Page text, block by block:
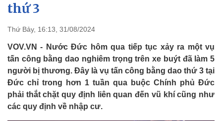
Quốc hội
thứ 3
Thứ Bảy, 16:13, 31/08/2024
VOV.VN - Nước Đức hôm qua tiếp tục xảy ra một vụ
tấn công bằng dao nghiêm trọng trên xe buýt đã làm 5
người bị thương. Đây là vụ tấn công bằng dao thứ 3 tại
Đức chỉ trong hơn 1 tuần qua buộc Chính phủ Đức
phải thắt chặt quy định liên quan đến vũ khí cũng như
các quy định về nhập cư.